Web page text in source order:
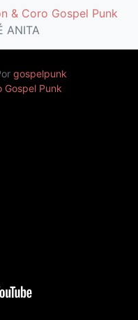
& Coro Gospel Punk
ANITA
gospelpunk
Gospel Punk